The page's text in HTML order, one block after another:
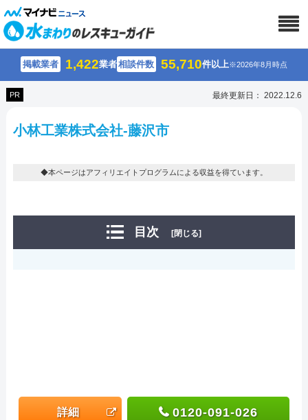
掲載業者 1,422業者相談件数 55,710件以上※2026年8月時点
PR 最終更新日： 2022.12.6
小林工業株式会社-藤沢市
◆本ページはアフィリエイトプログラムによる収益を得ています。
目次 [閉じる]
詳細 0120-091-026